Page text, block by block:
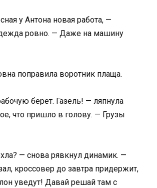
у Антона новая работа, —
ровно. — Даже на машину
поправила воротник плаща.
берет. Газель! — ляпнула
что пришло в голову. — Грузы
— снова рявкнул динамик. —
кроссовер до завтра придержит,
уведут! Давай решай там с